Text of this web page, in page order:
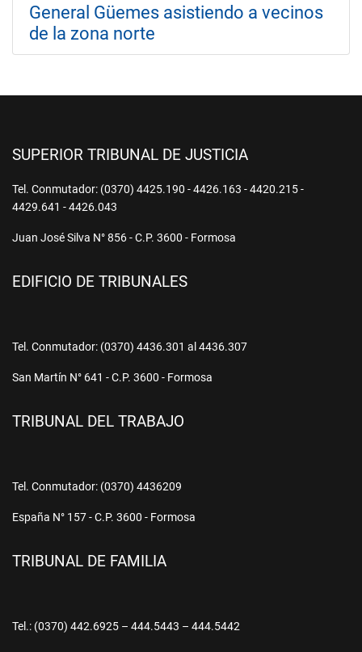
General Güemes asistiendo a vecinos
de la zona norte
SUPERIOR TRIBUNAL DE JUSTICIA
Tel. Conmutador: (0370) 4425.190 - 4426.163 - 4420.215 -
4429.641 - 4426.043
Juan José Silva N° 856 - C.P. 3600 - Formosa
EDIFICIO DE TRIBUNALES
Tel. Conmutador: (0370) 4436.301 al 4436.307
San Martín N° 641 - C.P. 3600 - Formosa
TRIBUNAL DEL TRABAJO
Tel. Conmutador: (0370) 4436209
España N° 157 - C.P. 3600 - Formosa
TRIBUNAL DE FAMILIA
Tel.: (0370) 442.6925 – 444.5443 – 444.5442